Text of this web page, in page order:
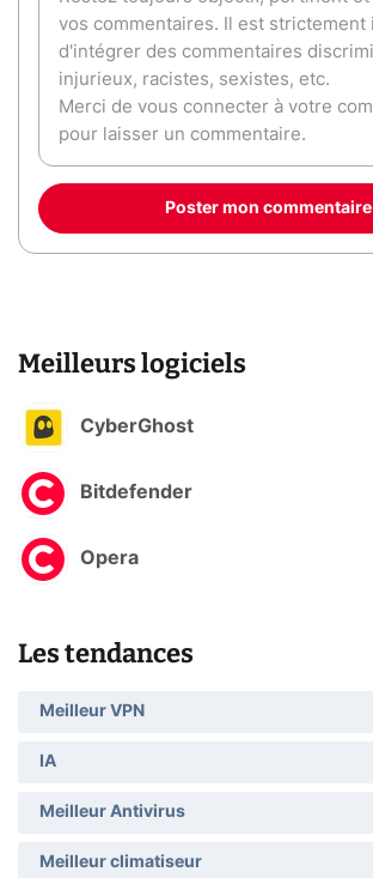
Poster mon commentaire
Meilleurs logiciels
CyberGhost
Bitdefender
Opera
Les tendances
Meilleur VPN
IA
Meilleur Antivirus
Meilleur climatiseur